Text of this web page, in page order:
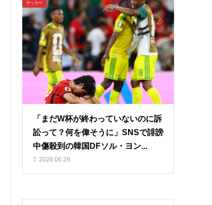
サッカー
「まだW杯が終わっていないのに訴
訟って？何を偉そうに」SNSで誹謗
中傷殺到の韓国DFソル・ヨン...
2026.06.26